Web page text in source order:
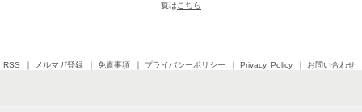
覧は こちら
RSS メルマガ登録 免責事項 プライバシーポリシー Privacy Policy お問い合わせ